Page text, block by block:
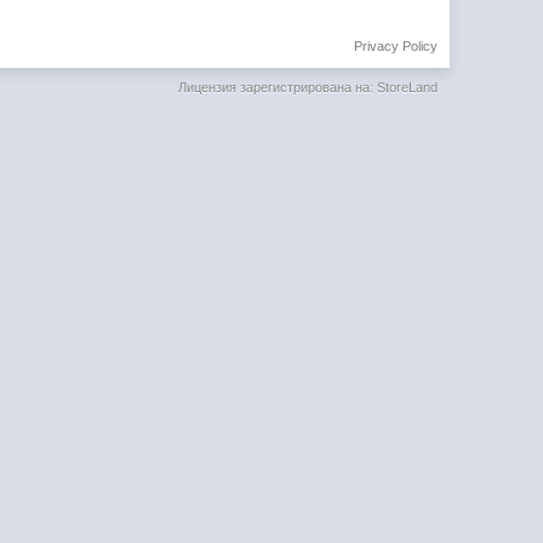
Privacy Policy
Лицензия зарегистрирована на: StoreLand